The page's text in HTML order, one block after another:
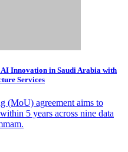
Innovation in Saudi Arabia with
Services
(MoU) agreement aims to
5 years across nine data